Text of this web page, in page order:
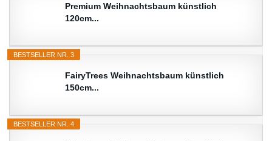
Premium Weihnachtsbaum künstlich
120cm...
BESTSELLER NR. 3
FairyTrees Weihnachtsbaum künstlich
150cm...
BESTSELLER NR. 4